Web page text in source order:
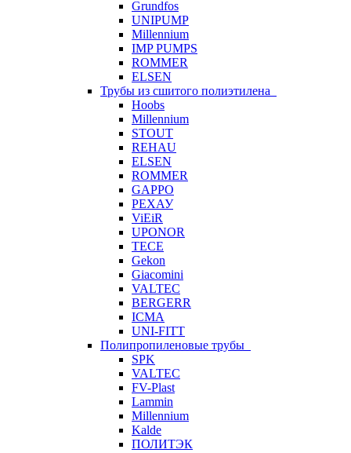
Grundfos
UNIPUMP
Millennium
IMP PUMPS
ROMMER
ELSEN
Трубы из сшитого полиэтилена
Hoobs
Millennium
STOUT
REHAU
ELSEN
ROMMER
GAPPO
РЕХАУ
ViEiR
UPONOR
TECE
Gekon
Giacomini
VALTEC
BERGERR
ICMA
UNI-FITT
Полипропиленовые трубы
SPK
VALTEC
FV-Plast
Lammin
Millennium
Kalde
ПОЛИТЭК